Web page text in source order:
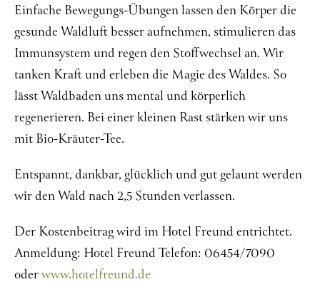
Einfache Bewegungs-Übungen lassen den Körper die
gesunde Waldluft besser aufnehmen, stimulieren das
Immunsystem und regen den Stoffwechsel an. Wir
tanken Kraft und erleben die Magie des Waldes. So
lässt Waldbaden uns mental und körperlich
regenerieren. Bei einer kleinen Rast stärken wir uns
mit Bio-Kräuter-Tee.
Entspannt, dankbar, glücklich und gut gelaunt werden
wir den Wald nach 2,5 Stunden verlassen.
Der Kostenbeitrag wird im Hotel Freund entrichtet.
Anmeldung: Hotel Freund Telefon: 06454/7090
oderwww.hotelfreund.de